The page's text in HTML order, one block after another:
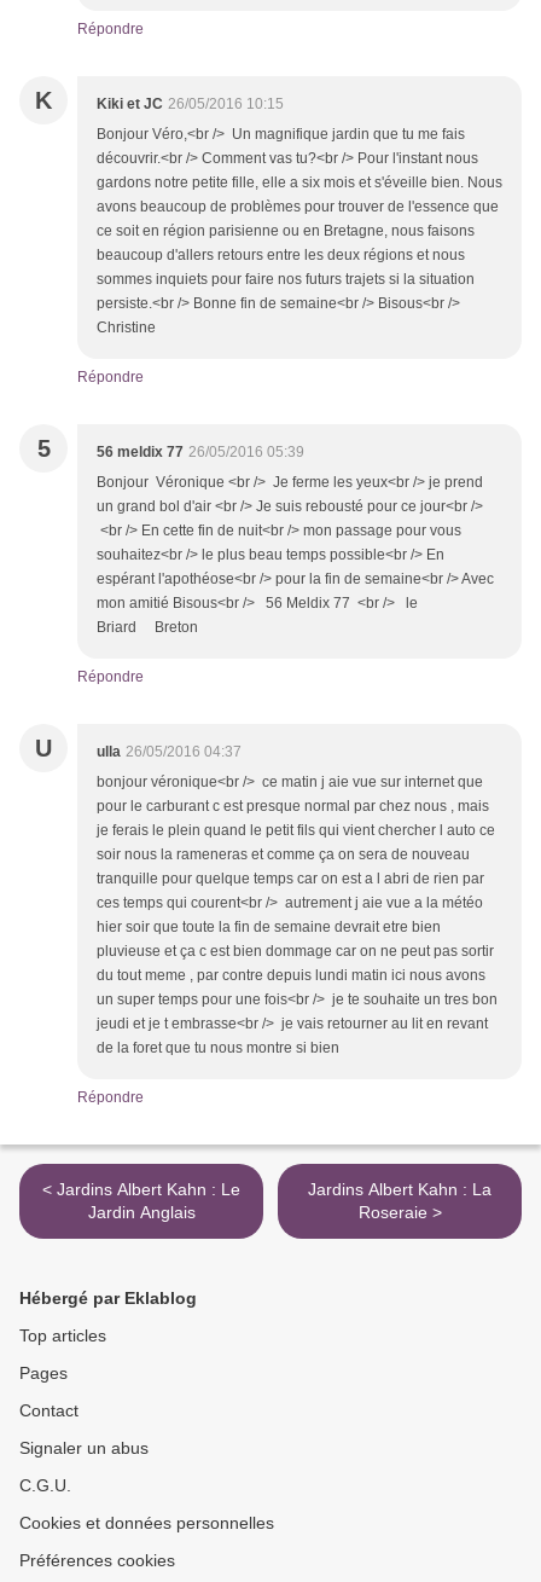
Répondre
K Kiki et JC 26/05/2016 10:15
Bonjour Véro,<br /> Un magnifique jardin que tu me fais
découvrir.<br /> Comment vas tu?<br /> Pour l'instant nous
gardons notre petite fille, elle a six mois et s'éveille bien. Nous
avons beaucoup de problèmes pour trouver de l'essence que
ce soit en région parisienne ou en Bretagne, nous faisons
beaucoup d'allers retours entre les deux régions et nous
sommes inquiets pour faire nos futurs trajets si la situation
persiste.<br /> Bonne fin de semaine<br /> Bisous<br />
Christine
Répondre
5 56 meldix 77 26/05/2016 05:39
Bonjour Véronique <br /> Je ferme les yeux<br /> je prend
un grand bol d'air <br /> Je suis rebousté pour ce jour<br />
<br /> En cette fin de nuit<br /> mon passage pour vous
souhaitez<br /> le plus beau temps possible<br /> En
espérant l'apothéose<br /> pour la fin de semaine<br /> Avec
mon amitié Bisous<br /> 56 Meldix 77 <br /> le
Briard Breton
Répondre
U ulla 26/05/2016 04:37
bonjour véronique<br /> ce matin j aie vue sur internet que
pour le carburant c est presque normal par chez nous , mais
je ferais le plein quand le petit fils qui vient chercher l auto ce
soir nous la rameneras et comme ça on sera de nouveau
tranquille pour quelque temps car on est a l abri de rien par
ces temps qui courent<br /> autrement j aie vue a la météo
hier soir que toute la fin de semaine devrait etre bien
pluvieuse et ça c est bien dommage car on ne peut pas sortir
du tout meme , par contre depuis lundi matin ici nous avons
un super temps pour une fois<br /> je te souhaite un tres bon
jeudi et je t embrasse<br /> je vais retourner au lit en revant
de la foret que tu nous montre si bien
Répondre
< Jardins Albert Kahn : Le
Jardin Anglais
Jardins Albert Kahn : La
Roseraie >
Hébergé par Eklablog
Top articles
Pages
Contact
Signaler un abus
C.G.U.
Cookies et données personnelles
Préférences cookies